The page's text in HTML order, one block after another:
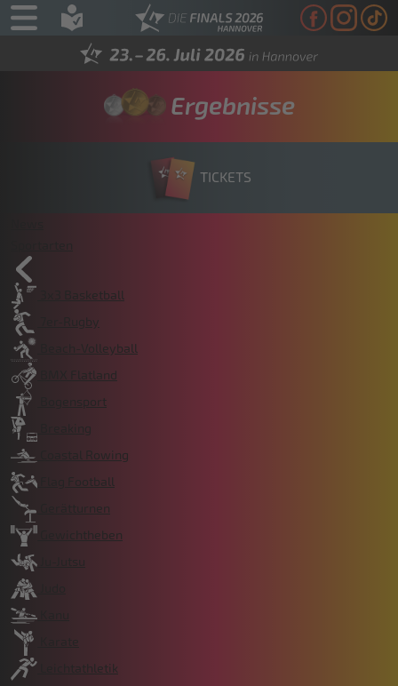
Ergebnisse
TICKETS
3x3 Basketball
7er-Rugby
Beach-Volleyball
BMX Flatland
Bogensport
Breaking
Coastal Rowing
Flag Football
Gerätturnen
Gewichtheben
Ju-Jutsu
Leichtathletik